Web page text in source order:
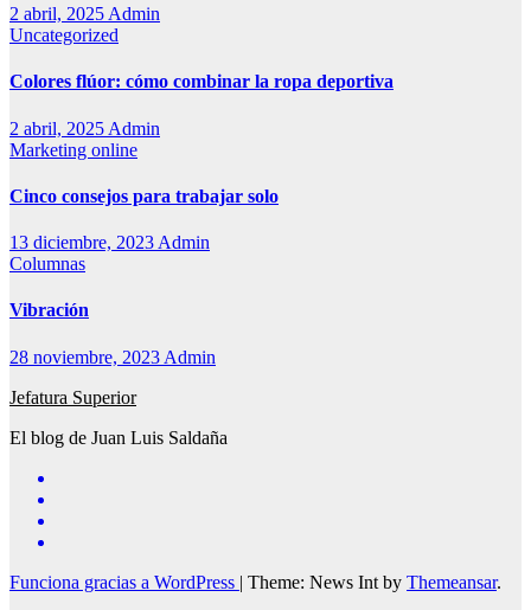
2 abril, 2025 Admin
Uncategorized
Colores flúor: cómo combinar la ropa deportiva
2 abril, 2025 Admin
Marketing online
Cinco consejos para trabajar solo
13 diciembre, 2023 Admin
Columnas
Vibración
28 noviembre, 2023 Admin
Jefatura Superior
El blog de Juan Luis Saldaña
Funciona gracias a WordPress | Theme: News Int by Themeansar.